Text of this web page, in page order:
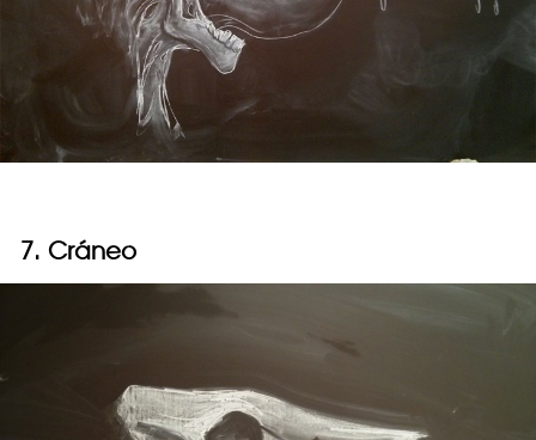
7. Cráneo